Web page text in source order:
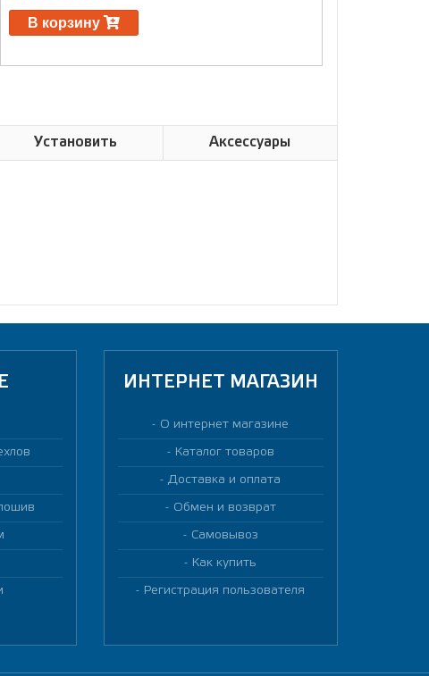
В корзину
Установить Аксессуары
ИНТЕРНЕТ МАГАЗИН
О интернет магазине
Каталог товаров
Доставка и оплата
Обмен и возврат
Самовывоз
Как купить
Регистрация пользователя